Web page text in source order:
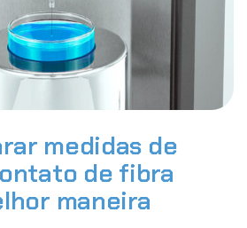
medidas de
de fibra
maneira